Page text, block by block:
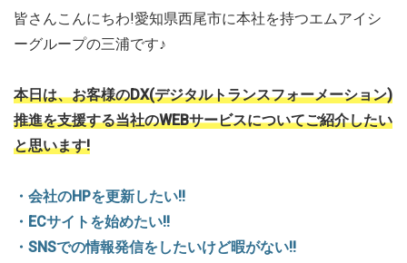
皆さんこんにちわ!愛知県西尾市に本社を持つエムアイシ
ーグループの三浦です♪
本日は、お客様のDX(デジタルトランスフォーメーション)
推進を支援する当社のWEBサービスについてご紹介したい
と思います!
・会社のHPを更新したい!!
・ECサイトを始めたい!!
・SNSでの情報発信をしたいけど暇がない!!